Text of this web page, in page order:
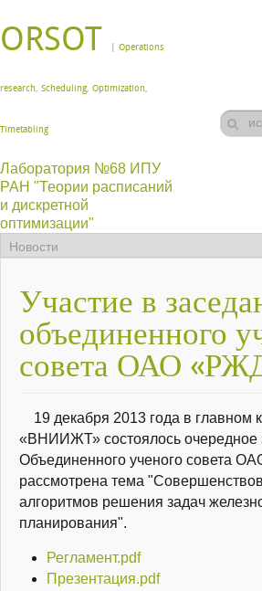
ORSOT | Operations
research, Scheduling, Optimization,
Timetabling
Лаборатория №68 ИПУ
РАН "Теории расписаний
и дискретной
оптимизации"
Участие в
объединенного
совета ОАО
19 декабря 2013 года в
«ВНИИЖТ» состоялось очередное
Объединенного ученого совета
рассмотрена тема
алгоритмов решения задач
планирования".
Регламент.pdf
Презентация.pdf